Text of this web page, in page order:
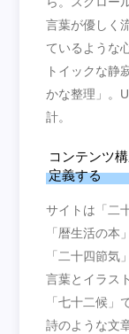
言葉が優しく
ているような
トイックな静
かな整理」。
計。
コンテンツ
定義する
サイトは「二
「暦生活の本
「二十四節気
言葉とイラス
「七十二候」
詩のような文